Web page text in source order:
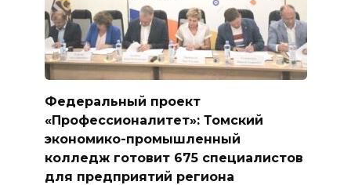
Федеральный проект
«Профессионалитет»: Томский
экономико-промышленный
колледж готовит 675 специалистов
для предприятий региона